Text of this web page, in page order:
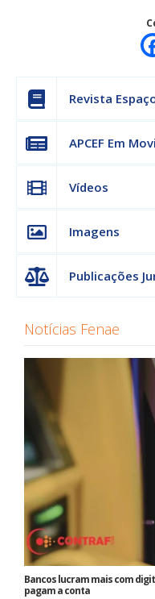
Revista
APCEF Em
Vídeos
Imagens
Publicações
Notícias Fenae
Bancos lucram mais com
pagam a conta